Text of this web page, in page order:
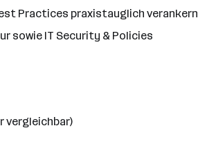
Practices praxistauglich verankern
sowie IT Security & Policies
vergleichbar)